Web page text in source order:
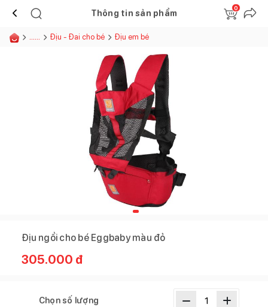
Thông tin sản phẩm
0
...... Địu - Đai cho bé Địu em bé
Địu ngồi cho bé Eggbaby màu đỏ
305.000 đ
Chọn số lượng